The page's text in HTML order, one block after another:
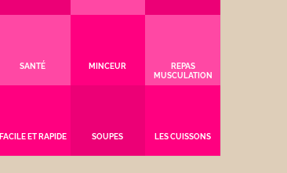
SANTÉ MINCEUR
REPAS
MUSCULATION
FACILE ET RAPIDE SOUPES LES CUISSONS